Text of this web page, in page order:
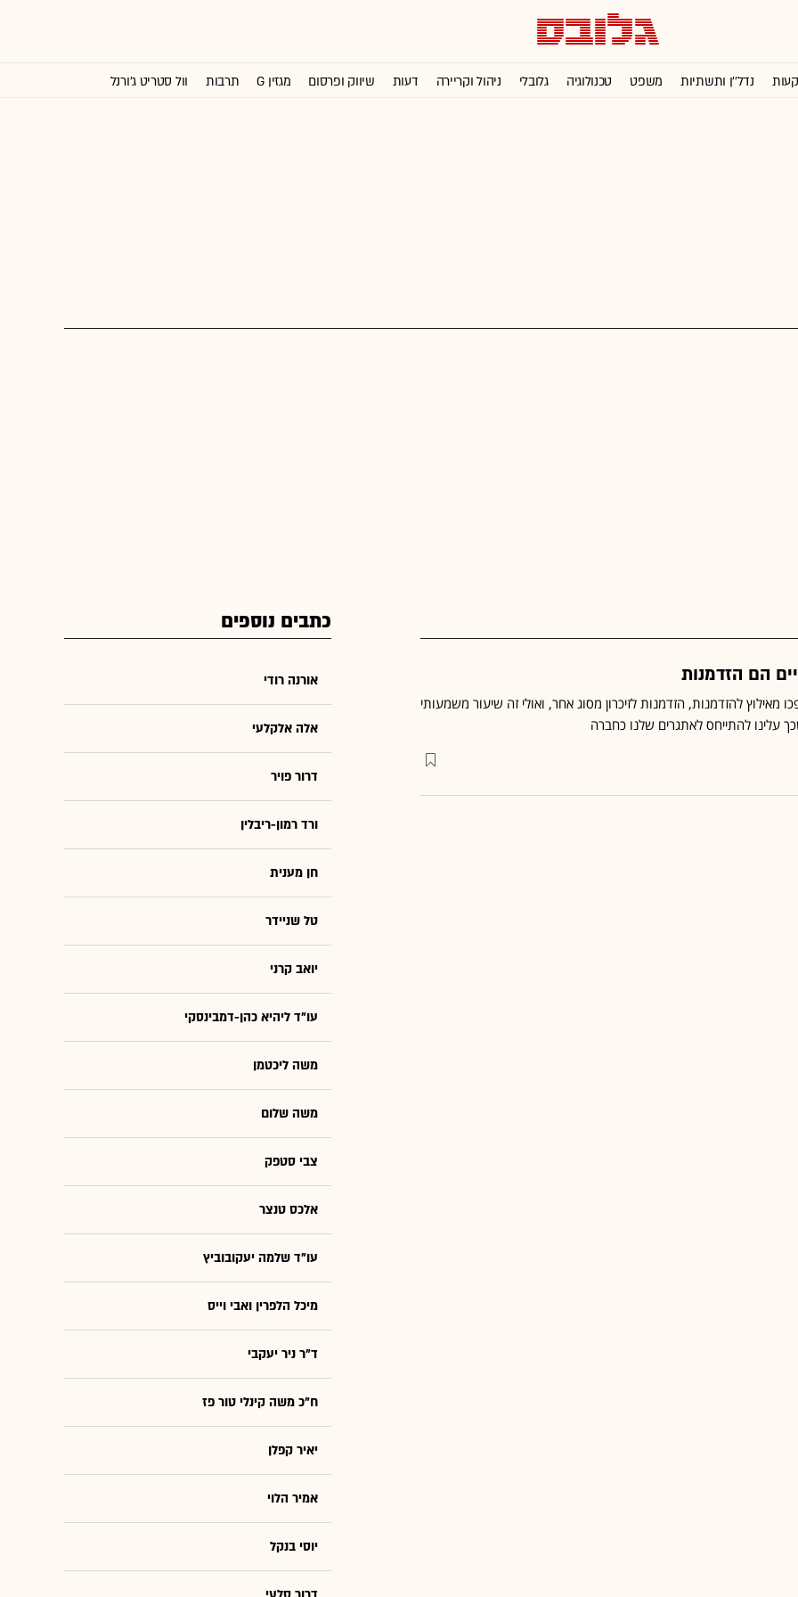
נדל''ן ותשתיות משפט טכנולוגיה גלובלי ניהול וקריירה דעות שיווק ופרסום מגזין G תרבות וול סטריט ג'ורנל
הם הזדמנות
מאילוץ להזדמנות, הזדמנות לזיכרון מסוג אחר, ואולי זה שיעור משמעותי
עלינו להתייחס לאתגרים שלנו כחברה
כתבים נוספים
אורנה רודי
אלה אלקלעי
דרור פויר
ורד רמון-ריבלין
חן מענית
טל שניידר
יואב קרני
עו"ד ליהיא כהן-דמבינסקי
משה ליכטמן
משה שלום
צבי סטפק
אלכס טנצר
עו"ד שלמה יעקובוביץ
מיכל הלפרין ואבי וייס
ד"ר ניר יעקבי
ח"כ משה קינלי טור פז
יאיר קפלן
אמיר הלוי
יוסי בנקל